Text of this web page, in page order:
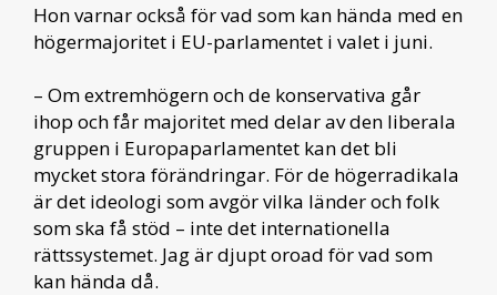
Hon varnar också för vad som kan hända med en
högermajoritet i EU-parlamentet i valet i juni.
– Om extremhögern och de konservativa går
ihop och får majoritet med delar av den liberala
gruppen i Europaparlamentet kan det bli
mycket stora förändringar. För de högerradikala
är det ideologi som avgör vilka länder och folk
som ska få stöd – inte det internationella
rättssystemet. Jag är djupt oroad för vad som
kan hända då.